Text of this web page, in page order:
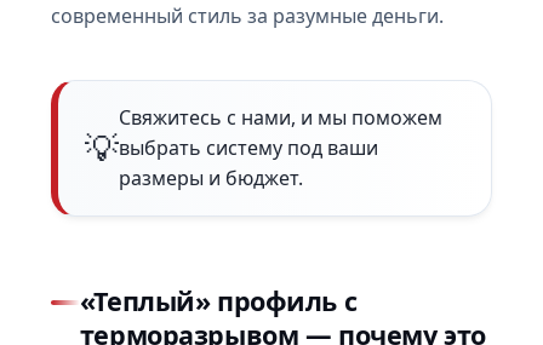
современный стиль за разумные деньги.
Свяжитесь с нами, и мы поможем
выбрать систему под ваши
размеры и бюджет.
«Теплый» профиль с
терморазрывом — почему это